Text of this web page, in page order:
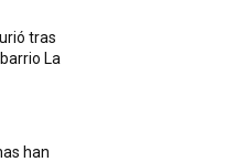
tras
La
han